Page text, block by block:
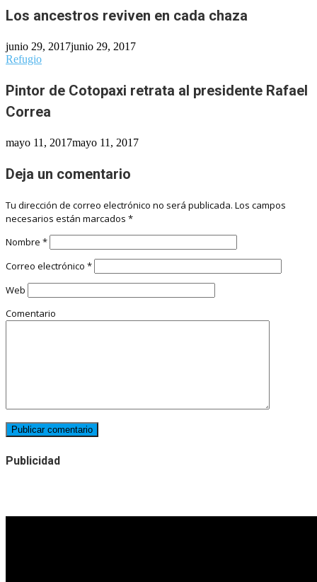
Los ancestros reviven en cada chaza
junio 29, 2017junio 29, 2017
Refugio
Pintor de Cotopaxi retrata al presidente Rafael
Correa
mayo 11, 2017mayo 11, 2017
Deja un comentario
Tu dirección de correo electrónico no será publicada. Los campos
necesarios están marcados *
Nombre *
Correo electrónico *
Web
Comentario
Publicidad